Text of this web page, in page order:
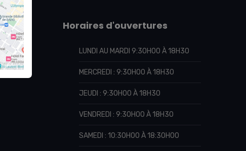
Horaires d'ouvertures
LUNDI AU MARDI 9:30H00 À 18H30
MERCREDI : 9:30H00 À 18H30
JEUDI : 9:30H00 À 18H30
VENDREDI : 9:30H00 À 18H30
SAMEDI : 10:30H00 À 18:30H00